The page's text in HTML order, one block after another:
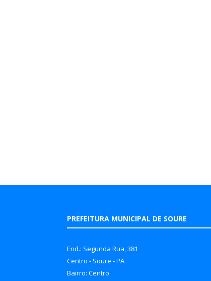
PREFEITURA MUNICIPAL DE SOURE
End.: Segunda Rua, 381
Centro - Soure - PA
Bairro: Centro